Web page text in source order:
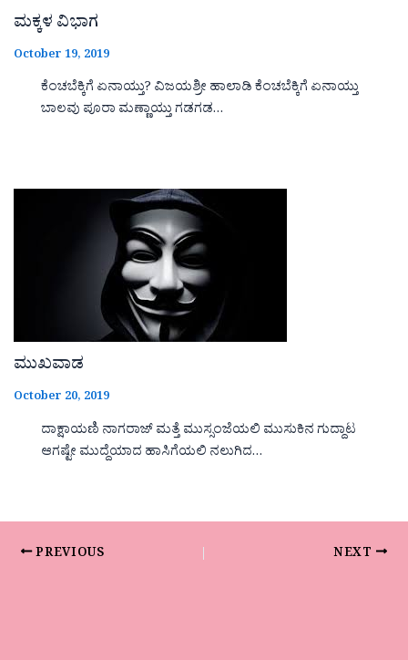
ಮಕ್ಕಳ ವಿಭಾಗ
October 19, 2019
ಕೆಂಚಬೆಕ್ಕಿಗೆ ಏನಾಯ್ತು? ವಿಜಯಶ್ರೀ ಹಾಲಾಡಿ ಕೆಂಚಬೆಕ್ಕಿಗೆ ಏನಾಯ್ತು
ಬಾಲವು ಪೂರಾ ಮಣ್ಣಾಯ್ತು ಗಡಗಡ…
ಮುಖವಾಡ
October 20, 2019
ದಾಕ್ಷಾಯಣಿ ನಾಗರಾಜ್ ಮತ್ತೆ ಮುಸ್ಸಂಜೆಯಲಿ ಮುಸುಕಿನ ಗುದ್ದಾಟ
ಆಗಷ್ಟೇ ಮುದ್ದೆಯಾದ ಹಾಸಿಗೆಯಲಿ ನಲುಗಿದ…
PREVIOUS NEXT